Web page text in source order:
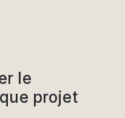
le
projet